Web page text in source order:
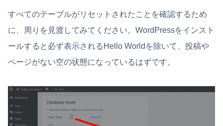
すべてのテーブルがリセットされたことを確認するため
に、周りを見渡してみてください。WordPressをインスト
ールすると必ず表示されるHello Worldを除いて、投稿や
ページがない空の状態になっているはずです。